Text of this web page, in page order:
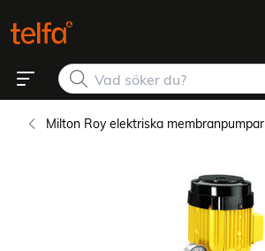
Milton Roy elektriska membranpumpar